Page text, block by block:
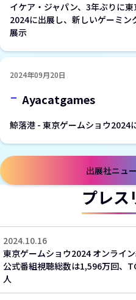
イケア・ジャパン、3年ぶりに
2024に出展し、新しいゲーミン
展示
2024年09月20日
Ayacatgames
鯨落港 - 東京ゲームショウ2024
出展社ニュ
プレス
2024.10.16
東京ゲームショウ2024 オンライ
公式番組視聴総数は1,596万回、
人